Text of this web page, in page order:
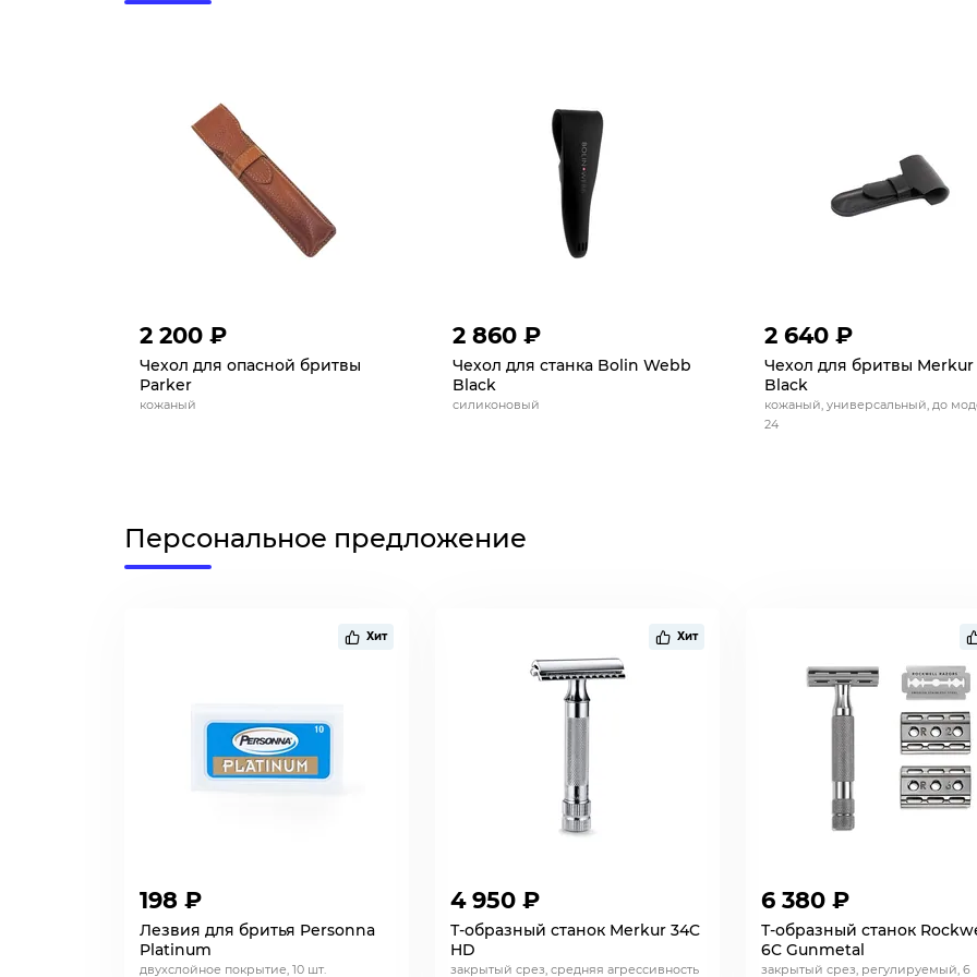
2 200 ₽
Чехол для опасной бритвы
Parker
кожаный
2 860 ₽
Чехол для станка Bolin Webb
Black
силиконовый
2 640 ₽
Чехол для бритвы Merkur
Black
кожаный, универсальный, до
24
Персональное предложение
Хит
198 ₽
Лезвия для бритья Personna
Platinum
двухслойное покрытие, 10 шт.
Хит
4 950 ₽
Т-образный станок Merkur 34C
HD
закрытый срез, средняя агрессивность
6 380 ₽
Т-образный станок
6C Gunmetal
закрытый срез, регулируемый, 6